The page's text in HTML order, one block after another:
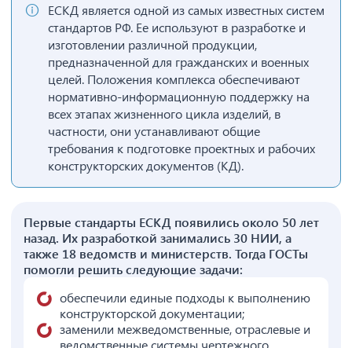
ЕСКД является одной из самых известных систем
стандартов РФ. Ее используют в разработке и
изготовлении различной продукции,
предназначенной для гражданских и военных
целей. Положения комплекса обеспечивают
нормативно-информационную поддержку на
всех этапах жизненного цикла изделий, в
частности, они устанавливают общие
требования к подготовке проектных и рабочих
конструкторских документов (КД).
Первые стандарты ЕСКД появились около 50 лет
назад. Их разработкой занимались 30 НИИ, а
также 18 ведомств и министерств. Тогда ГОСТы
помогли решить следующие задачи:
обеспечили единые подходы к выполнению
конструкторской документации;
заменили межведомственные, отраслевые и
ведомственные системы чертежного